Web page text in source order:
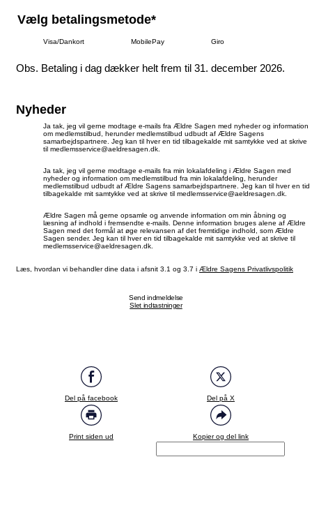
Vælg betalingsmetode*
Visa/Dankort MobilePay Giro
Obs. Betaling i dag dækker helt frem til 31. december 2026.
Nyheder
Ja tak, jeg vil gerne modtage e-mails fra Ældre Sagen med nyheder og information
om medlemstilbud, herunder medlemstilbud udbudt af Ældre Sagens
samarbejdspartnere. Jeg kan til hver en tid tilbagekalde mit samtykke ved at skrive
til medlemsservice@aeldresagen.dk.
Ja tak, jeg vil gerne modtage e-mails fra min lokalafdeling i Ældre Sagen med
nyheder og information om medlemstilbud fra min lokalafdeling, herunder
medlemstilbud udbudt af Ældre Sagens samarbejdspartnere. Jeg kan til hver en tid
tilbagekalde mit samtykke ved at skrive til medlemsservice@aeldresagen.dk.
Ældre Sagen må gerne opsamle og anvende information om min åbning og
læsning af indhold i fremsendte e-mails. Denne information bruges alene af Ældre
Sagen med det formål at øge relevansen af det fremtidige indhold, som Ældre
Sagen sender. Jeg kan til hver en tid tilbagekalde mit samtykke ved at skrive til
medlemsservice@aeldresagen.dk.
Læs, hvordan vi behandler dine data i afsnit 3.1 og 3.7 i Ældre Sagens Privatlivspolitik
Slet indtastninger
Send indmeldelse
Del på facebook Del på X
Print siden ud Kopier og del link